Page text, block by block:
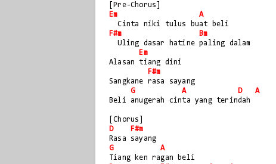
[Pre-Chorus]
Em
A
  Cinta niki tulus buat beli
F#m
Bm
  Uling dasar hatine paling dalam
Em
Alasan tiang dini
F#m
Sangkane rasa sayang
G
A D
A
Beli anugerah cinta yang terindah
[Chorus]
D
F#m
Rasa sayang
G
A
Tiang ken ragan beli